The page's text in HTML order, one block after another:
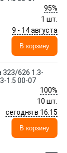
95%
1 шт.
9 - 14 августа
В корзину
323/626 1.3-
1.5 00-07
100%
10 шт.
сегодня в 16:15
В корзину